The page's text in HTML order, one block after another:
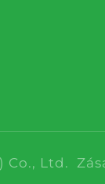
Co., Ltd.